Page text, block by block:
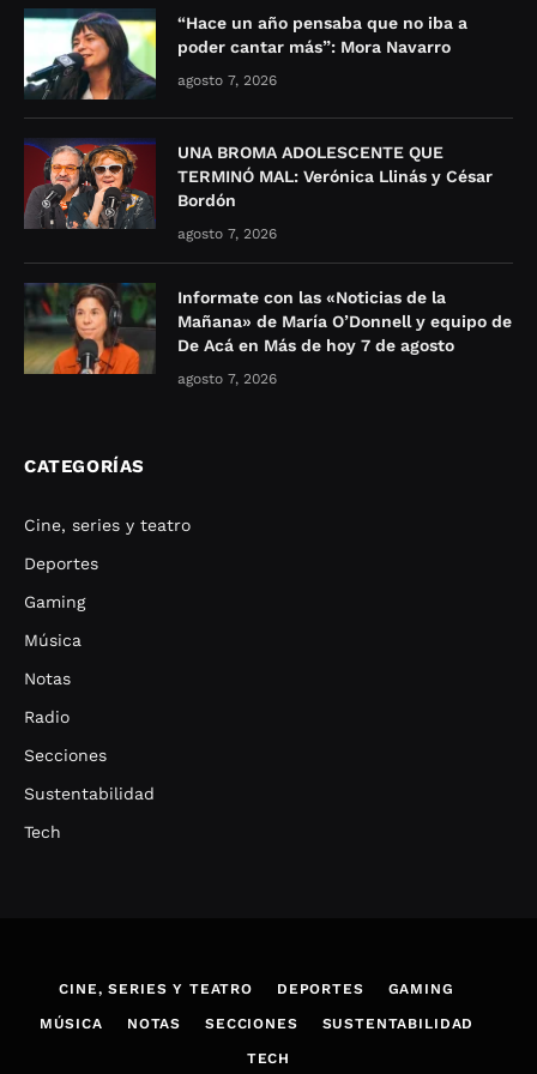
“Hace un año pensaba que no iba a
poder cantar más”: Mora Navarro
agosto 7, 2026
UNA BROMA ADOLESCENTE QUE
TERMINÓ MAL: Verónica Llinás y César
Bordón
agosto 7, 2026
Informate con las «Noticias de la
Mañana» de María O’Donnell y equipo de
De Acá en Más de hoy 7 de agosto
agosto 7, 2026
CATEGORÍAS
Cine, series y teatro
Deportes
Gaming
Música
Notas
Radio
Secciones
Sustentabilidad
Tech
CINE, SERIES Y TEATRO DEPORTES GAMING
MÚSICA NOTAS SECCIONES SUSTENTABILIDAD
TECH